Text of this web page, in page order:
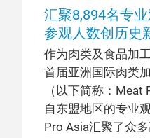
汇聚8,894名专
参观人数创历史
作为肉类及食品加
首届亚洲国际肉类
（以下简称：
自东盟地区的专业
Pro Asia汇聚了众